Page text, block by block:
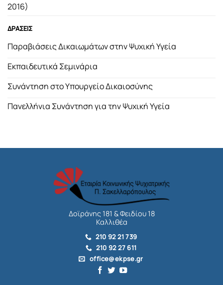
2016)
ΔΡΑΣΕΙΣ
Παραβιάσεις Δικαιωμάτων στην Ψυχική Υγεία
Εκπαιδευτικά Σεμινάρια
Συνάντηση στο Υπουργείο Δικαιοσύνης
Πανελλήνια Συνάντηση για την Ψυχική Υγεία
Δοϊράνης 181 & Φειδίου 18
Καλλιθέα
210 92 21 739
210 92 27 611
office@ekpse.gr